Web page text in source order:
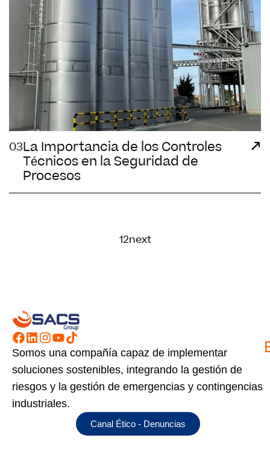
03La Importancia de los Controles
Técnicos en la Seguridad de
Procesos
12next
Somos una compañía capaz de implementar
soluciones sostenibles, integrando la gestión de
riesgos y la gestión de emergencias y contingencias
industriales.
Canal Ético - Denuncias